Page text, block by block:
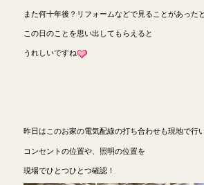
また何十年後？リフォームなどで見ることがあった
この日のことを思い出してもらえると
うれしいですね
昨日はこのお家の電気配線の打ち合わせも現地で行
コンセントの位置や、照明の位置を
現場でひとつひとつ確認！